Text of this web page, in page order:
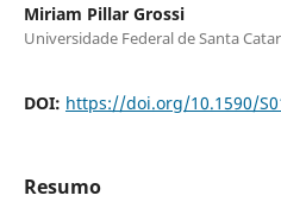
Miriam Pillar Grossi
Universidade Federal de Santa
DOI: https://doi.org/10.1590/
Resumo